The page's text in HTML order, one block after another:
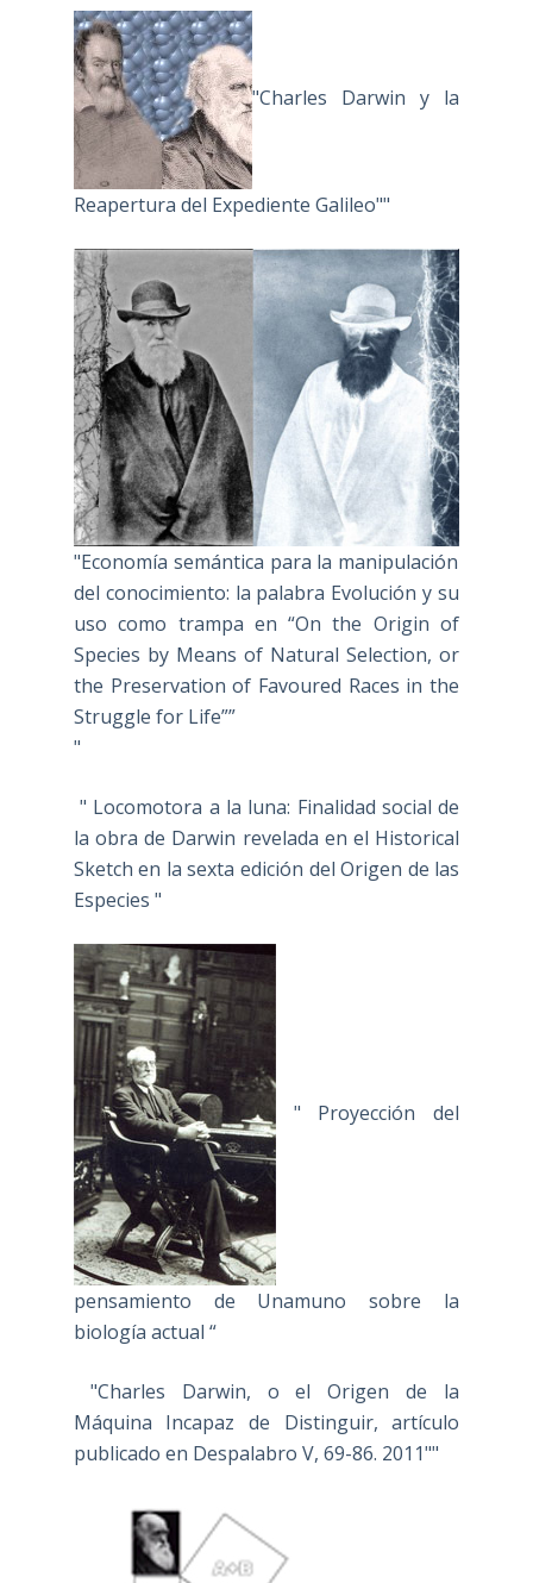
"Charles Darwin y la
Reapertura del Expediente Galileo""
"Economía semántica para la manipulación
del conocimiento: la palabra Evolución y su
uso como trampa en “On the Origin of
Species by Means of Natural Selection, or
the Preservation of Favoured Races in the
Struggle for Life””
"
" Locomotora a la luna: Finalidad social de
la obra de Darwin revelada en el Historical
Sketch en la sexta edición del Origen de las
Especies "
" Proyección del
pensamiento de Unamuno sobre la
biología actual “
"Charles Darwin, o el Origen de la
Máquina Incapaz de Distinguir, artículo
publicado en Despalabro V, 69-86. 2011""